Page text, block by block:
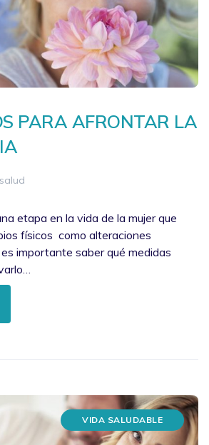
PARA AFRONTAR LA
etapa en la vida de la mujer que
físicos como alteraciones
importante saber qué medidas
VIDA SALUDABLE